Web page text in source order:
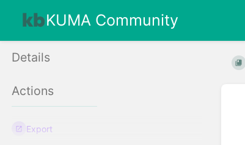
KUMA Community
Details
Actions
Export